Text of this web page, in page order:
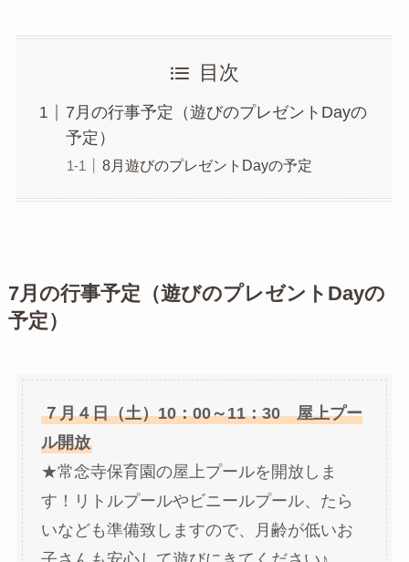
目次
7月の行事予定（遊びのプレゼントDayの
予定）
8月遊びのプレゼントDayの予定
7月の行事予定（遊びのプレゼントDayの
予定）
７月４日（土）10：00～11：30 屋上プー
ル開放
★常念寺保育園の屋上プールを開放しま
す！リトルプールやビニールプール、たら
いなども準備致しますので、月齢が低いお